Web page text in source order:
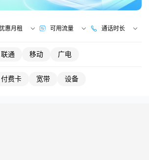
惠月租 可用流量 通话时长
联通 移动 广电
付费卡 宽带 设备